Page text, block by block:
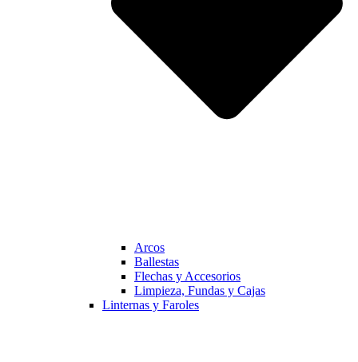
Arcos
Ballestas
Flechas y Accesorios
Limpieza, Fundas y Cajas
Linternas y Faroles